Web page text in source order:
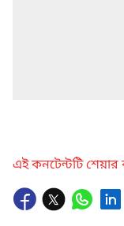
এই কনটেন্টটি